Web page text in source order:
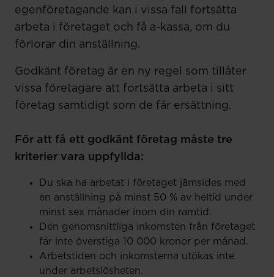
egenföretagande kan i vissa fall fortsätta
arbeta i företaget och få a-kassa, om du
förlorar din anställning.
Godkänt företag är en ny regel som tillåter
vissa företagare att fortsätta arbeta i sitt
företag samtidigt som de får ersättning.
För att få ett godkänt företag måste tre
kriterier vara uppfyllda:
Du ska ha arbetat i företaget jämsides med
en anställning på minst 50 % av heltid under
minst sex månader inom din ramtid.
Den genomsnittliga inkomsten från företaget
får inte överstiga 10 000 kronor per månad.
Arbetstiden och inkomsterna utökas inte
under arbetslösheten.